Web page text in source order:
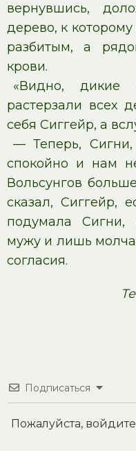
вернувшись,
дерево, к
разбитым, а
крови.
«Видно,
растерзали всех
себя Сиггейр, а
— Теперь,
спокойно и нам
Вольсунгов
сказал, Сиггейр,
подумала Сигни,
мужу и лишь молча
согласия.
Подписаться
Пожалуйста,